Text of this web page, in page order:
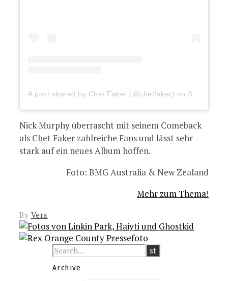
A post shared by Chet Faker (@chetfaker) on Sep 24, 2020 at 3:28pm PDT
Nick Murphy überrascht mit seinem Comeback
als Chet Faker zahlreiche Fans und lässt sehr
stark auf ein neues Album hoffen.
Foto: BMG Australia & New Zealand
Mehr zum Thema!
By Vera
Archive